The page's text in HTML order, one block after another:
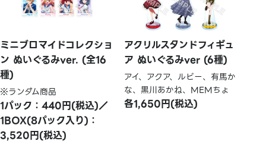
ミニブロマイドコレクショ
ン ぬいぐるみver. (全16
種)
※ランダム商品
1パック：440円(税込)／
1BOX(8パック入り)：
3,520円(税込)
アクリルスタンドフィギュ
ア ぬいぐるみver (6種)
アイ、アクア、ルビー、有馬か
な、黒川あかね、MEMちょ
各1,650円(税込)